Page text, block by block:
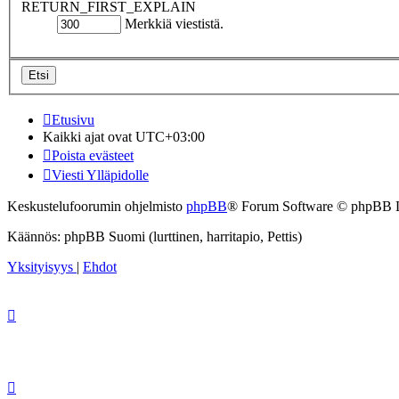
RETURN_FIRST_EXPLAIN
Merkkiä viestistä.
Etusivu
Kaikki ajat ovat UTC+03:00
Poista evästeet
Viesti Ylläpidolle
Keskustelufoorumin ohjelmisto phpBB® Forum Software © phpBB
Käännös: phpBB Suomi (lurttinen, harritapio, Pettis)
Yksityisyys | Ehdot